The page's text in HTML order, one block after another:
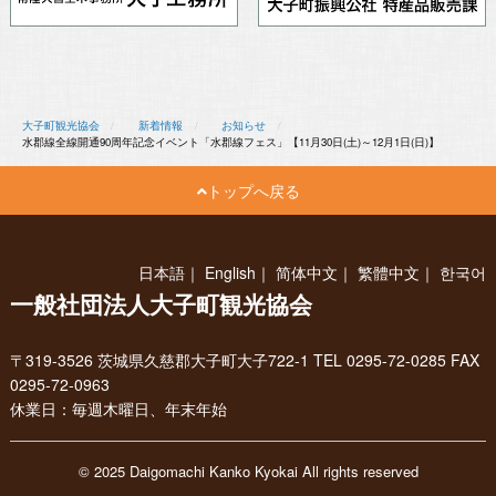
大子町観光協会 新着情報
お知らせ
水郡線全線開通90周年記念イベント「水郡線フェス」【11月30日(土)～12月1日(日)】
トップへ戻る
日本語 ｜ English ｜简体中文 ｜繁體中文 ｜ 한국어
一般社団法人大子町観光協会
〒319-3526 茨城県久慈郡大子町大子722-1 TEL 0295-72-0285 FAX
0295-72-0963
休業日：毎週木曜日、年末年始
© 2025 Daigomachi Kanko Kyokai All rights reserved